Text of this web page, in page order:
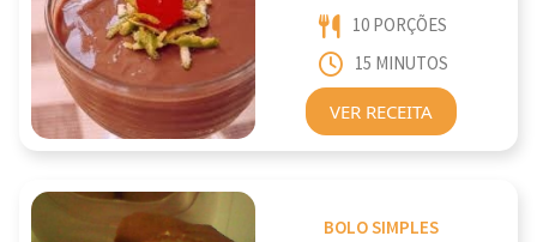
10 PORÇÕES
15 MINUTOS
VER RECEITA
BOLO SIMPLES